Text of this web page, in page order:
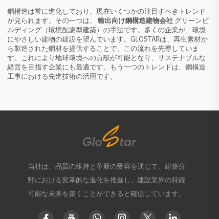
鋼構造は常に進化しており、現在いくつかの注目すべきトレンド
が見られます。その一つは、 輸出向け鋼構造建物会社 グリーンビ
ルディング（環境配慮型建築）の手法です。多くの企業が、環境
にやさしい建物の建設を望んでいます。GLOSTARは、再生素材か
ら製造された鋼材を提供することで、この流れを先導していま
す。これにより地球環境への貢献が可能となり、サステナブルな
経営を目指す企業にも最適です。もう一つのトレンドは、鋼構造
工事における先進技術の活用です。
当社は、品質の維持と革新の受容を通じて、建築分
野における変革的な進化を推進し、建設業界の持続
可能な未来を築くことができると確信しています。